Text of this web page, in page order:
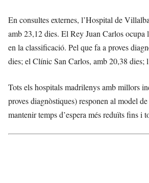
En consultes externes, l’Hospital de
amb 23,12 dies. El Rey Juan Carlos
en la classificació. Pel que fa a proves
dies; el Clínic San Carlos, amb 20,38 dies;
Tots els hospitals madrilenys amb millors
proves diagnòstiques) responen al model
mantenir temps d’espera més reduïts fins i